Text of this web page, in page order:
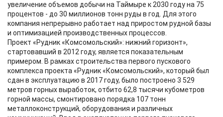
увеличение объемов добычи на Таймыре к 2030 году на 75
процентов - до 30 миллионов тонн руды в год. Для этого
компания непрерывно работает над приростом рудной базы
и оптимизацией производственных процессов.
Проект «Рудник «Комсомольский»: нижний горизонт»,
стартовавший в 2012 году, является показательным
примером. В рамках строительства первого пускового
комплекса проекта «Рудник «Комсомольский», который был
сдан в эксплуатацию в 2017 году, было построено 3 529
метров горных выработок, отбито 62,8 тысячи кубометров
горной массы, смонтировано порядка 107 тонн
металлоконструкций, оборудования и различных